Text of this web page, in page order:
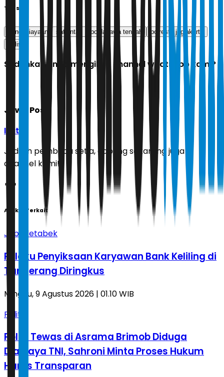
Tags
penganiayaan satlantas polda jawa tengah
polresta jogjakarta
polisi
Sudahkah Anda mengikuti channel whatsapp kami?
Jawa Pos
Ikuti
Jadilah pembaca setia, gabung sekarang juga di
channel kami!
Artikel Terkait
Jabodetabek
Pelaku Penyiksaan Karyawan Bank Keliling di
Tangerang Diringkus
Minggu, 9 Agustus 2026 | 01.10 WIB
Politik
Polisi Tewas di Asrama Brimob Diduga
Dianiaya TNI, Sahroni Minta Proses Hukum
Harus Transparan